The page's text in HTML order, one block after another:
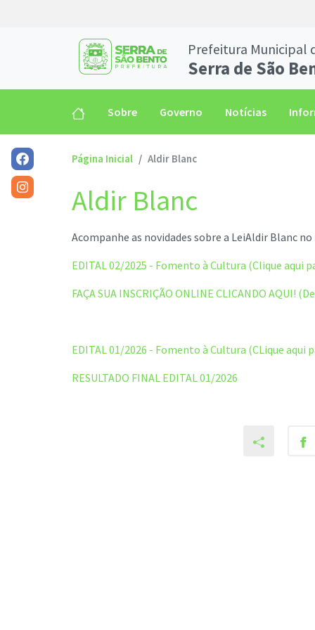
Prefeitura Municipal
Serra de São
Sobre Governo Notícias
Página Inicial Aldir Blanc
Aldir Blanc
Acompanhe as novidades sobre a LeiAldir Blanc
EDITAL 02/2025 - Fomento à Cultura (Clique aqui
FAÇA SUA INSCRIÇÃO ONLINE CLICANDO AQUI!
EDITAL 01/2026 - Fomento à Cultura (CLique aqui
RESULTADO FINAL EDITAL 01/2026